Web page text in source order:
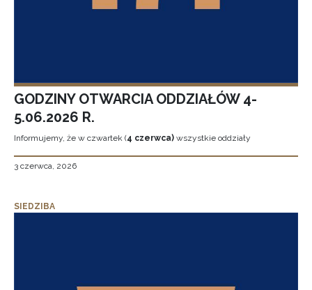
GODZINY OTWARCIA ODDZIAŁÓW 4-
5.06.2026 R.
Informujemy, że w czwartek (4 czerwca) wszystkie oddziały
3 czerwca, 2026
SIEDZIBA